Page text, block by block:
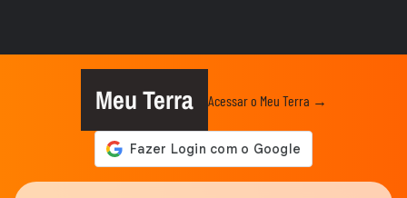
Lamine Yamal manda recado a Paredes
após agressão a Gavi na final...
Meu Terra Acessar o Meu Terra →